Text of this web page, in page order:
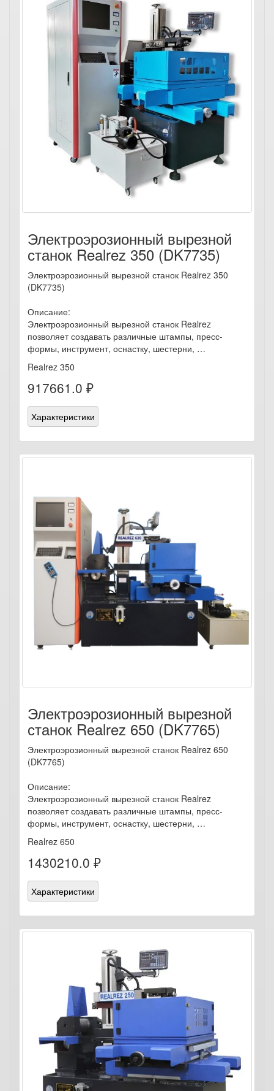
Электроэрозионный вырезной
станок Realrez 350 (DK7735)
Электроэрозионный вырезной станок Realrez 350
(DK7735)
Описание:
Электроэрозионный вырезной станок Realrez
позволяет создавать различные штампы, пресс-
формы, инструмент, оснастку, шестерни, …
Realrez 350
917661.0 ₽
Характеристики
Электроэрозионный вырезной
станок Realrez 650 (DK7765)
Электроэрозионный вырезной станок Realrez 650
(DK7765)
Описание:
Электроэрозионный вырезной станок Realrez
позволяет создавать различные штампы, пресс-
формы, инструмент, оснастку, шестерни, …
Realrez 650
1430210.0 ₽
Характеристики